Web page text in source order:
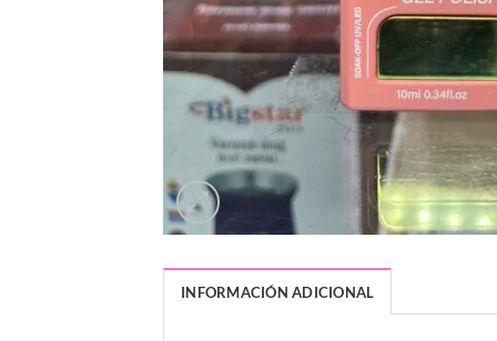
INFORMACIÓN ADICIONAL